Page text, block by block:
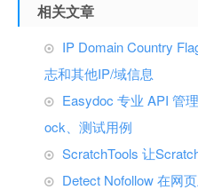
相关文章
IP Domain Country
志和其他IP/域信息
Easydoc 专业 API 管
ock、测试用例
ScratchTools 让
Detect Nofollow 在网